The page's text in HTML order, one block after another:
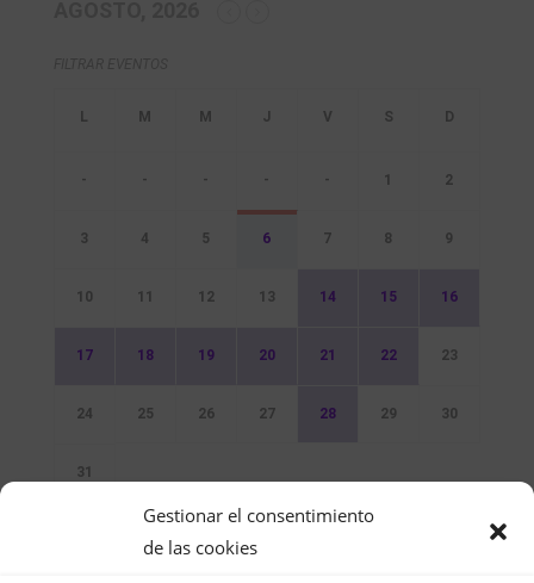
Gestionar el consentimiento
de las cookies
- - - - - 1 2
3 4 5 6 7 8 9
10 11 12 13 14 15 16
17 18 19 20 21 22 23
24 25 26 27 28 29 30
31
Sin Eventos